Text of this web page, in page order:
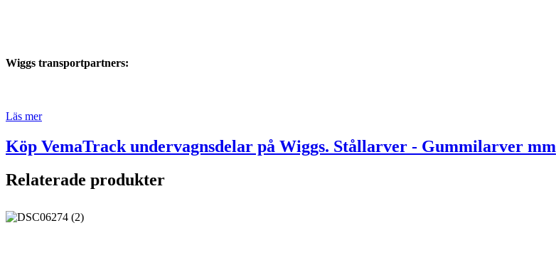
Wiggs transportpartners:
Läs mer
Köp VemaTrack undervagnsdelar på Wiggs. Stållarver - Gummilarver mm
Relaterade produkter